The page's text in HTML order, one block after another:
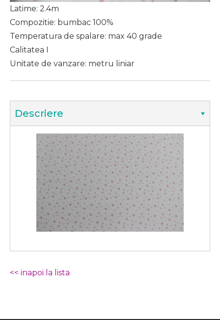
Latime: 2.4m
Compozitie: bumbac 100%
Temperatura de spalare: max 40 grade
Calitatea I
Unitate de vanzare: metru liniar
Descriere
<< inapoi la lista